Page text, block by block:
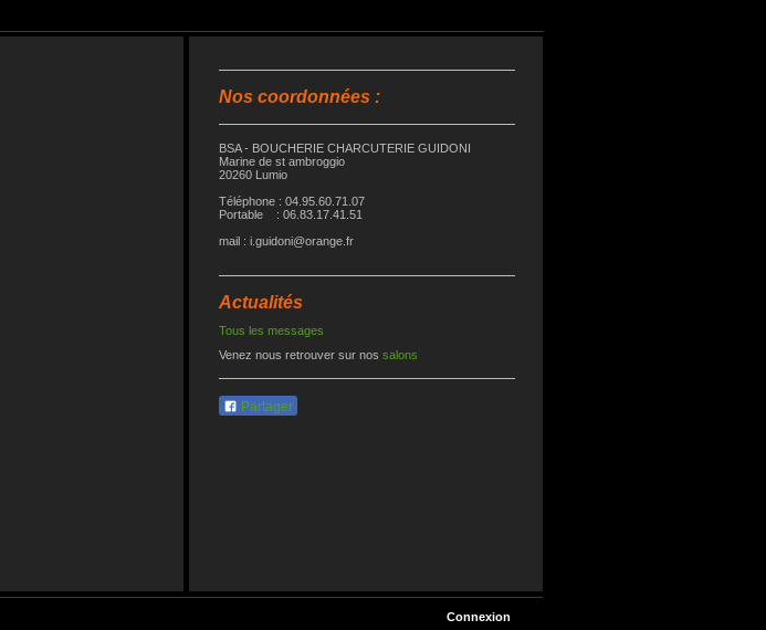
Nos coordonnées :
BSA - BOUCHERIE CHARCUTERIE GUIDONI
Marine de st ambroggio
20260 Lumio
Téléphone : 04.95.60.71.07
Portable : 06.83.17.41.51
mail : i.guidoni@orange.fr
Actualités
Tous les messages
Venez nous retrouver sur nos salons
Partager
Connexion